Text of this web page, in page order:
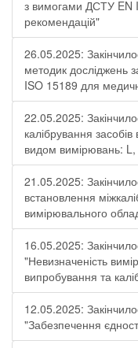
з вимогами ДСТУ EN
рекомендацій"
26.05.2025:
методик досліджень
ISO 15189 для
22.05.2025:
калібрування
видом вимірювань:
21.05.2025:
встановлення
вимірювального
16.05.2025:
"Невизначеність
випробування та
12.05.2025:
"Забезпечення